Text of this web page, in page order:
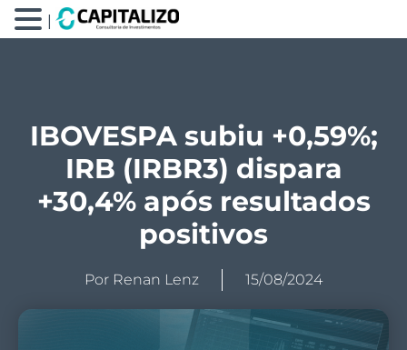
IBOVESPA subiu +0,59%;
IRB (IRBR3) dispara
+30,4% após resultados
positivos
Por Renan Lenz 15/08/2024